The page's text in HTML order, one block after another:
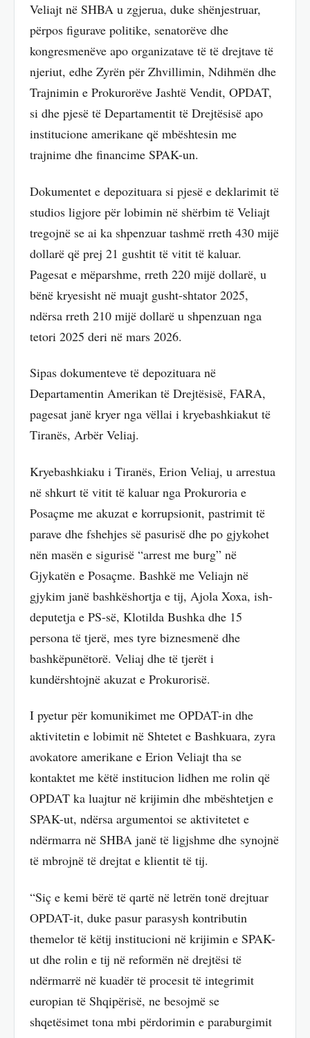
Veliajt në SHBA u zgjerua, duke shënjestruar,
përpos figurave politike, senatorëve dhe
kongresmenëve apo organizatave të të drejtave të
njeriut, edhe Zyrën për Zhvillimin, Ndihmën dhe
Trajnimin e Prokurorëve Jashtë Vendit, OPDAT,
si dhe pjesë të Departamentit të Drejtësisë apo
institucione amerikane që mbështesin me
trajnime dhe financime SPAK-un.
Dokumentet e depozituara si pjesë e deklarimit të
studios ligjore për lobimin në shërbim të Veliajt
tregojnë se ai ka shpenzuar tashmë rreth 430 mijë
dollarë që prej 21 gushtit të vitit të kaluar.
Pagesat e mëparshme, rreth 220 mijë dollarë, u
bënë kryesisht në muajt gusht-shtator 2025,
ndërsa rreth 210 mijë dollarë u shpenzuan nga
tetori 2025 deri në mars 2026.
Sipas dokumenteve të depozituara në
Departamentin Amerikan të Drejtësisë, FARA,
pagesat janë kryer nga vëllai i kryebashkiakut të
Tiranës, Arbër Veliaj.
Kryebashkiaku i Tiranës, Erion Veliaj, u arrestua
në shkurt të vitit të kaluar nga Prokuroria e
Posaçme me akuzat e korrupsionit, pastrimit të
parave dhe fshehjes së pasurisë dhe po gjykohet
nën masën e sigurisë “arrest me burg” në
Gjykatën e Posaçme. Bashkë me Veliajn në
gjykim janë bashkëshortja e tij, Ajola Xoxa, ish-
deputetja e PS-së, Klotilda Bushka dhe 15
persona të tjerë, mes tyre biznesmenë dhe
bashkëpunëtorë. Veliaj dhe të tjerët i
kundërshtojnë akuzat e Prokurorisë.
I pyetur për komunikimet me OPDAT-in dhe
aktivitetin e lobimit në Shtetet e Bashkuara, zyra
avokatore amerikane e Erion Veliajt tha se
kontaktet me këtë institucion lidhen me rolin që
OPDAT ka luajtur në krijimin dhe mbështetjen e
SPAK-ut, ndërsa argumentoi se aktivitetet e
ndërmarra në SHBA janë të ligjshme dhe synojnë
të mbrojnë të drejtat e klientit të tij.
“Siç e kemi bërë të qartë në letrën tonë drejtuar
OPDAT-it, duke pasur parasysh kontributin
themelor të këtij institucioni në krijimin e SPAK-
ut dhe rolin e tij në reformën në drejtësi të
ndërmarrë në kuadër të procesit të integrimit
europian të Shqipërisë, ne besojmë se
shqetësimet tona mbi përdorimin e paraburgimit